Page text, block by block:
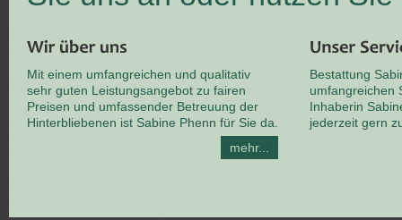
Mit einem umfangreichen und qualitativ
sehr guten Leistungsangebot zu fairen
Preisen und umfassender Betreuung der
Hinterbliebenen ist Sabine Phenn für Sie da.
mehr...
Bestattung
umfangreichen
Inhaberin
jederzeit gern